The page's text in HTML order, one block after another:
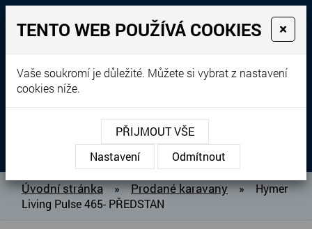
Prodej, dovoz, výkup a
pronájem karavanů
+420 604 760 364
MENU
O NÁS
BAZAR KARAVANŮ
Úvodní stránka » Prodané karavany »
Hymer
Living Pulse 465- PŘEDSTAN
TENTO WEB POUŽÍVÁ COOKIES ×
Vaše soukromí je důležité. Můžete si vybrat z nastavení
cookies níže.
PŘIJMOUT VŠE
Nastavení
Odmítnout